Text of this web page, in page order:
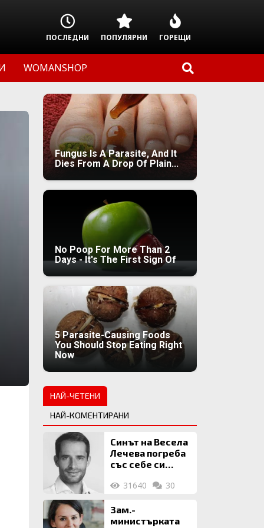
ПОСЛЕДНИ ПОПУЛЯРНИ ГОРЕЩИ
WOMANSHOP
Fungus Is A Parasite, And It
Dies From A Drop Of Plain...
No Poop For More Than 2
Days - It's The First Sign Of
5 Parasite-Causing Foods
You Should Stop Eating Right
Now
НАЙ-ЧЕТЕНИ
НАЙ-КОМЕНТИРАНИ
Синът на Весела
Лечева погреба
със себе си
млн. евро
31640 30
Зам.-
министърката